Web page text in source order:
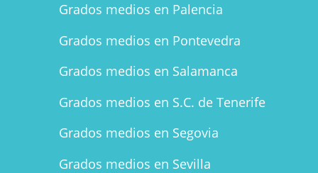
Grados medios en Palencia
Grados medios en Pontevedra
Grados medios en Salamanca
Grados medios en S.C. de Tenerife
Grados medios en Segovia
Grados medios en Sevilla